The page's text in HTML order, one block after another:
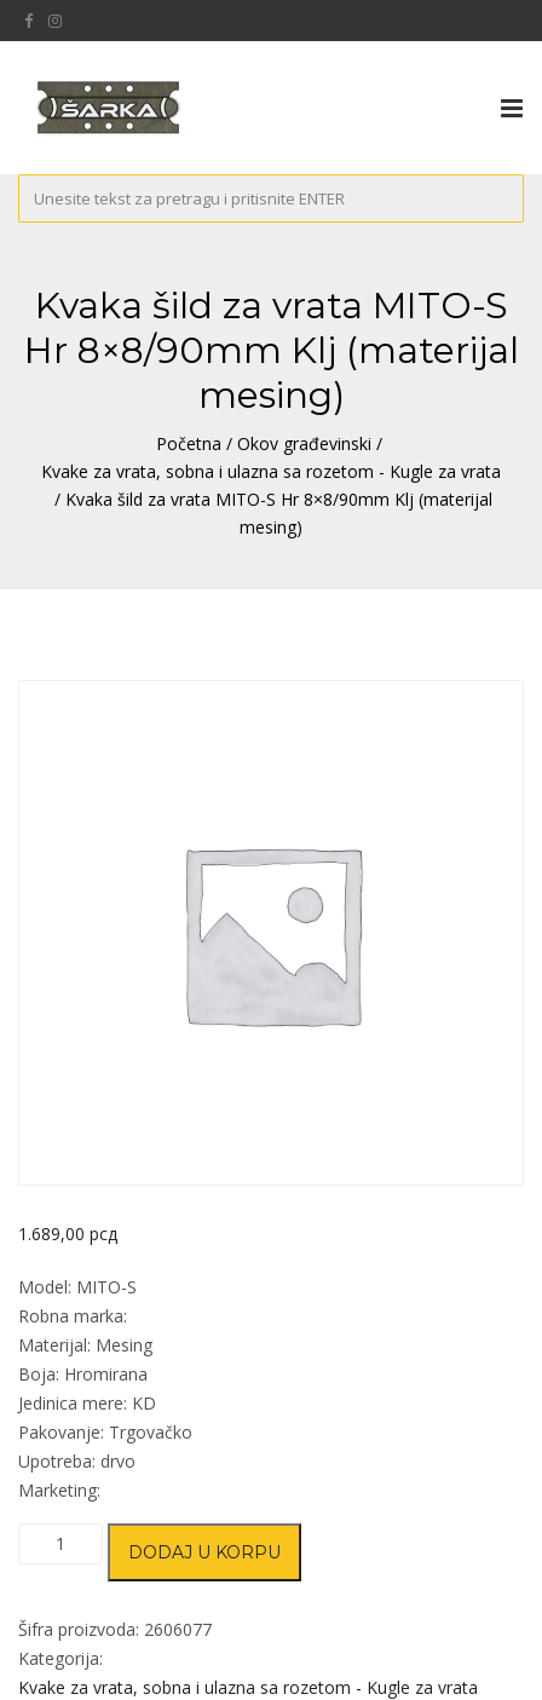
Kvaka šild za vrata MITO-S
Hr 8×8/90mm Klj (materijal
mesing)
Početna / Okov građevinski /
Kvake za vrata, sobna i ulazna sa rozetom - Kugle za vrata
/ Kvaka šild za vrata MITO-S Hr 8×8/90mm Klj (materijal
mesing)
1.689,00 рсд
Model: MITO-S
Robna marka:
Materijal: Mesing
Boja: Hromirana
Jedinica mere: KD
Pakovanje: Trgovačko
Upotreba: drvo
Marketing:
Kvaka
vrata
MITO-
S
DODAJ U KORPU
Šifra proizvoda: 2606077
Kategorija:
Kvake za vrata, sobna i ulazna sa rozetom - Kugle za vrata